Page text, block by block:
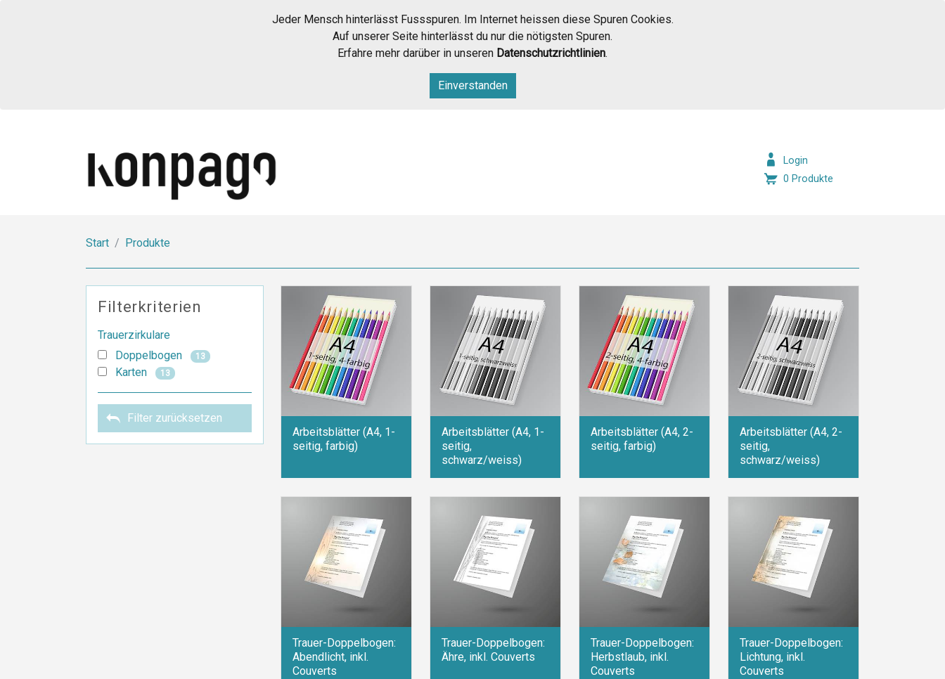
Jeder Mensch hinterlässt Fussspuren. Im Internet heissen diese Spuren Cookies.
Auf unserer Seite hinterlässt du nur die nötigsten Spuren.
Erfahre mehr darüber in unseren Datenschutzrichtlinien.
Einverstanden
Login
0 Produkte
Start Produkte
Filterkriterien
Trauerzirkulare
Doppelbogen
13
Karten 13
Filter zurücksetzen
Arbeitsblätter (A4, 1-
seitig, farbig)
Arbeitsblätter (A4, 1-
seitig,
schwarz/weiss)
Arbeitsblätter (A4, 2-
seitig, farbig)
Arbeitsblätter (A4, 2-
seitig,
schwarz/weiss)
Trauer-Doppelbogen:
Abendlicht, inkl.
Couverts
Trauer-Doppelbogen:
Ähre, inkl. Couverts
Trauer-Doppelbogen:
Herbstlaub, inkl.
Couverts
Trauer-Doppelbogen:
Lichtung, inkl.
Couverts